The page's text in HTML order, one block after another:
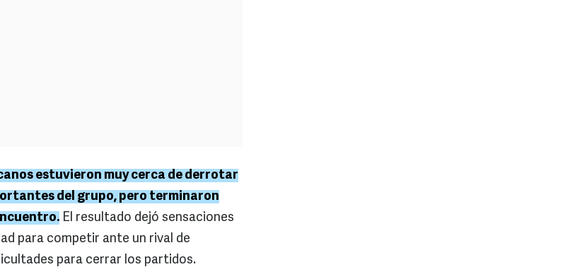
estuvieron muy cerca de derrotar
del grupo, pero terminaron
El resultado dejó sensaciones
para competir ante un rival de
para cerrar los partidos.